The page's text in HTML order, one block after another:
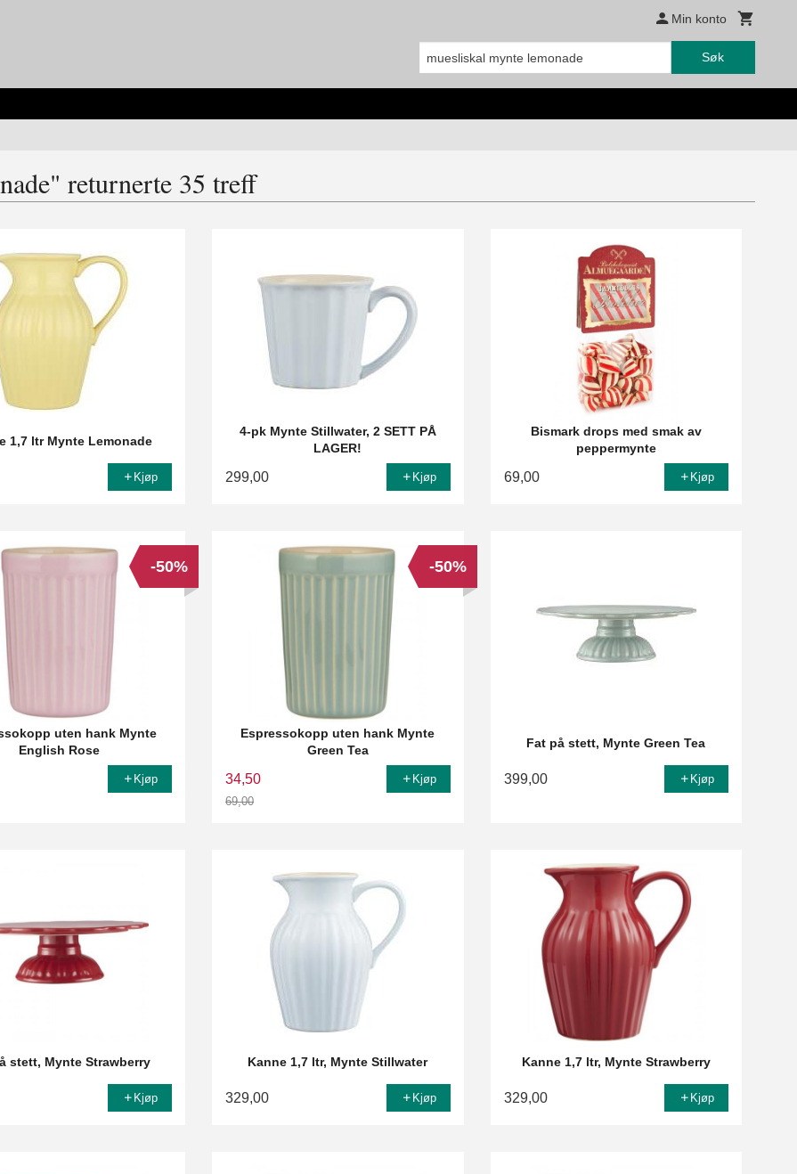
Min konto
Søk
returnerte 35 treff
1,7 ltr Mynte Lemonade
Kjøp
4-pk Mynte Stillwater, 2 SETT PÅ
LAGER!
299,00 Kjøp
Bismark drops med smak av
peppermynte
69,00 Kjøp
uten hank Mynte
English Rose
-50%
Kjøp
Espressokopp uten hank Mynte
Green Tea
34,50
69,00
-50%
Kjøp
Fat på stett, Mynte Green Tea
399,00 Kjøp
stett, Mynte Strawberry
Kjøp
Kanne 1,7 ltr, Mynte Stillwater
329,00 Kjøp
Kanne 1,7 ltr, Mynte Strawberry
329,00 Kjøp